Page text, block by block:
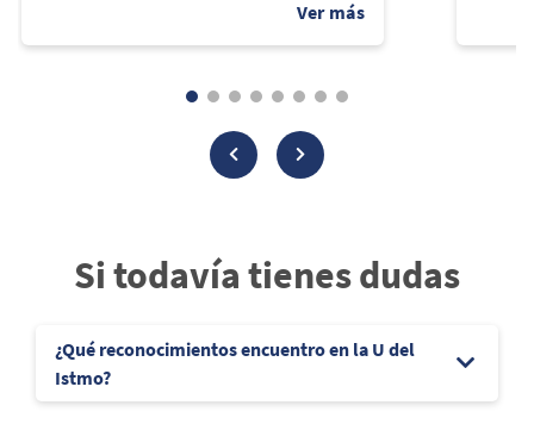
Si todavía tienes dudas
¿Qué reconocimientos encuentro en la U del
Istmo?